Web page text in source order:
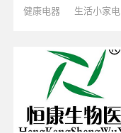
健康电器
生活小家电